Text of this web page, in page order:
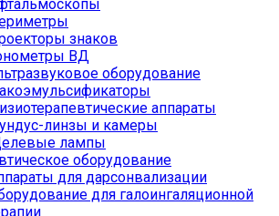
знаков
ВД
оборудование
аппараты
линзы и камеры
лампы
оборудование
для дарсонвализации
для галоингаляционной